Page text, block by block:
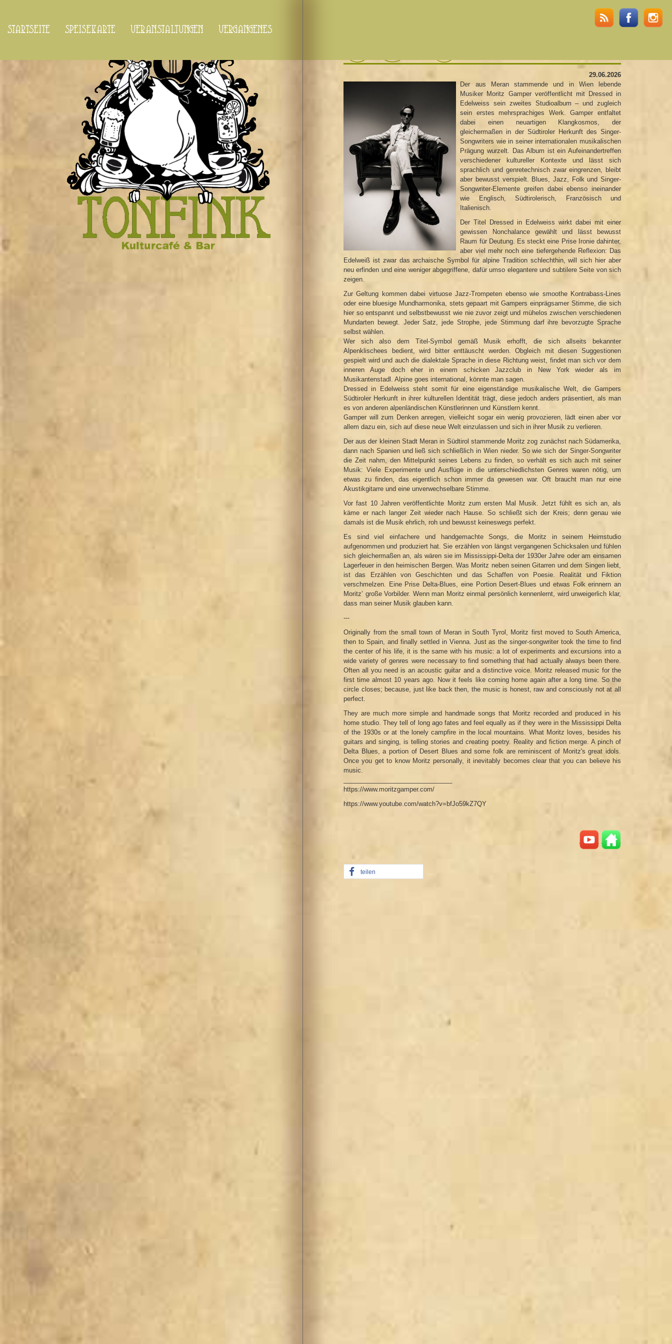
startseite speisekarte veranstaltungen vergangenes
29.06.2026
Der aus Meran stammende und in Wien lebende
Musiker Moritz Gamper veröffentlicht mit Dressed in
Edelweiss sein zweites Studioalbum – und zugleich
sein erstes mehrsprachiges Werk. Gamper entfaltet
dabei einen neuartigen Klangkosmos, der
gleichermaßen in der Südtiroler Herkunft des Singer-
Songwriters wie in seiner internationalen musikalischen
Prägung wurzelt. Das Album ist ein Aufeinandertreffen
verschiedener kultureller Kontexte und lässt sich
sprachlich und genretechnisch zwar eingrenzen, bleibt
aber bewusst verspielt. Blues, Jazz, Folk und Singer-
Songwriter-Elemente greifen dabei ebenso ineinander
wie Englisch, Südtirolerisch, Französisch und
Italienisch.
Der Titel Dressed in Edelweiss wirkt dabei mit einer
gewissen Nonchalance gewählt und lässt bewusst
Raum für Deutung. Es steckt eine Prise Ironie dahinter,
aber viel mehr noch eine tiefergehende Reflexion: Das
Edelweiß ist zwar das archaische Symbol für alpine Tradition schlechthin, will sich hier aber
neu erfinden und eine weniger abgegriffene, dafür umso elegantere und subtilere Seite von sich
zeigen.
Zur Geltung kommen dabei virtuose Jazz-Trompeten ebenso wie smoothe Kontrabass-Lines
oder eine bluesige Mundharmonika, stets gepaart mit Gampers einprägsamer Stimme, die sich
hier so entspannt und selbstbewusst wie nie zuvor zeigt und mühelos zwischen verschiedenen
Mundarten bewegt. Jeder Satz, jede Strophe, jede Stimmung darf ihre bevorzugte Sprache
selbst wählen.
Wer sich also dem Titel-Symbol gemäß Musik erhofft, die sich allseits bekannter
Alpenklischees bedient, wird bitter enttäuscht werden. Obgleich mit diesen Suggestionen
gespielt wird und auch die dialektale Sprache in diese Richtung weist, findet man sich vor dem
inneren Auge doch eher in einem schicken Jazzclub in New York wieder als im
Musikantenstadl. Alpine goes international, könnte man sagen.
Dressed in Edelweiss steht somit für eine eigenständige musikalische Welt, die Gampers
Südtiroler Herkunft in ihrer kulturellen Identität trägt, diese jedoch anders präsentiert, als man
es von anderen alpenländischen Künstlerinnen und Künstlern kennt.
Gamper will zum Denken anregen, vielleicht sogar ein wenig provozieren, lädt einen aber vor
allem dazu ein, sich auf diese neue Welt einzulassen und sich in ihrer Musik zu verlieren.
Der aus der kleinen Stadt Meran in Südtirol stammende Moritz zog zunächst nach Südamerika,
dann nach Spanien und ließ sich schließlich in Wien nieder. So wie sich der Singer-Songwriter
die Zeit nahm, den Mittelpunkt seines Lebens zu finden, so verhält es sich auch mit seiner
Musik: Viele Experimente und Ausflüge in die unterschiedlichsten Genres waren nötig, um
etwas zu finden, das eigentlich schon immer da gewesen war. Oft braucht man nur eine
Akustikgitarre und eine unverwechselbare Stimme.
Vor fast 10 Jahren veröffentlichte Moritz zum ersten Mal Musik. Jetzt fühlt es sich an, als
käme er nach langer Zeit wieder nach Hause. So schließt sich der Kreis; denn genau wie
damals ist die Musik ehrlich, roh und bewusst keineswegs perfekt.
Es sind viel einfachere und handgemachte Songs, die Moritz in seinem Heimstudio
aufgenommen und produziert hat. Sie erzählen von längst vergangenen Schicksalen und fühlen
sich gleichermaßen an, als wären sie im Mississippi-Delta der 1930er Jahre oder am einsamen
Lagerfeuer in den heimischen Bergen. Was Moritz neben seinen Gitarren und dem Singen liebt,
ist das Erzählen von Geschichten und das Schaffen von Poesie. Realität und Fiktion
verschmelzen. Eine Prise Delta-Blues, eine Portion Desert-Blues und etwas Folk erinnern an
Moritz’ große Vorbilder. Wenn man Moritz einmal persönlich kennenlernt, wird unweigerlich klar,
dass man seiner Musik glauben kann.
---
Originally from the small town of Meran in South Tyrol, Moritz first moved to South America,
then to Spain, and finally settled in Vienna. Just as the singer-songwriter took the time to find
the center of his life, it is the same with his music: a lot of experiments and excursions into a
wide variety of genres were necessary to find something that had actually always been there.
Often all you need is an acoustic guitar and a distinctive voice. Moritz released music for the
first time almost 10 years ago. Now it feels like coming home again after a long time. So the
circle closes; because, just like back then, the music is honest, raw and consciously not at all
perfect.
They are much more simple and handmade songs that Moritz recorded and produced in his
home studio. They tell of long ago fates and feel equally as if they were in the Mississippi Delta
of the 1930s or at the lonely campfire in the local mountains. What Moritz loves, besides his
guitars and singing, is telling stories and creating poetry. Reality and fiction merge. A pinch of
Delta Blues, a portion of Desert Blues and some folk are reminiscent of Moritz's great idols.
Once you get to know Moritz personally, it inevitably becomes clear that you can believe his
music.
https://www.moritzgamper.com/
https://www.youtube.com/watch?v=bfJo59kZ7QY
teilen